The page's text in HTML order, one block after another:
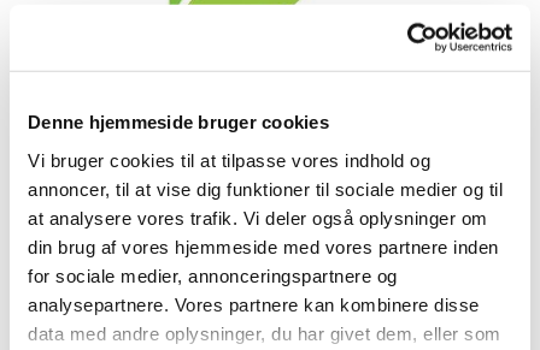
Denne hjemmeside bruger cookies
Vi bruger cookies til at tilpasse vores indhold og
annoncer, til at vise dig funktioner til sociale medier og til
at analysere vores trafik. Vi deler også oplysninger om
din brug af vores hjemmeside med vores partnere inden
for sociale medier, annonceringspartnere og
analysepartnere. Vores partnere kan kombinere disse
data med andre oplysninger, du har givet dem, eller som
I Korsvejskirken tager vi kampen op og har derfor
gennem den seneste årrække arbejdet på at blive
en del af Grøn Kirke Organisationen.
Bag Grøn Kirke står Grøn Kirke-Gruppen under
Danske Kirkers Råd. Det er en økumenisk
arbejdsgruppe bestående af repræsentanter fra
flere forskellige kirkesamfund og kirkelige
organisationer i Danmark. Grøn Kirke-Gruppen